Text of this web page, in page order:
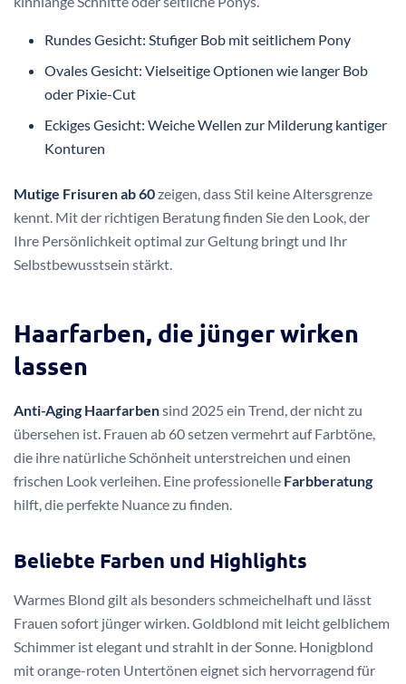
Rundes Gesicht: Stufiger Bob mit seitlichem Pony
Ovales Gesicht: Vielseitige Optionen wie langer Bob
oder Pixie-Cut
Eckiges Gesicht: Weiche Wellen zur Milderung kantiger
Konturen
Mutige Frisuren ab 60zeigen, dass Stil keine Altersgrenze
kennt. Mit der richtigen Beratung finden Sie den Look, der
Ihre Persönlichkeit optimal zur Geltung bringt und Ihr
Selbstbewusstsein stärkt.
Haarfarben, die jünger wirken
lassen
Anti-Aging Haarfarbensind 2025 ein Trend, der nicht zu
übersehen ist. Frauen ab 60 setzen vermehrt auf Farbtöne,
die ihre natürliche Schönheit unterstreichen und einen
frischen Look verleihen. Eine professionelle Farbberatung
hilft, die perfekte Nuance zu finden.
Beliebte Farben und Highlights
Warmes Blond gilt als besonders schmeichelhaft und lässt
Frauen sofort jünger wirken. Goldblond mit leicht gelblichem
Schimmer ist elegant und strahlt in der Sonne. Honigblond
mit orange-roten Untertönen eignet sich hervorragend für